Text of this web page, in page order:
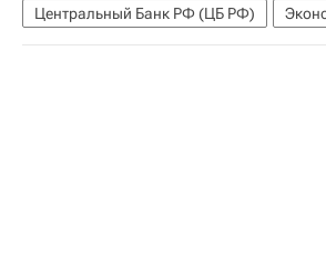
Центральный Банк РФ (ЦБ РФ)